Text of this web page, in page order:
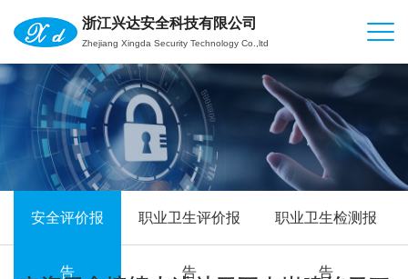
浙江兴达安全科技有限公司
Zhejiang Xingda Security Technology Co.,ltd
安全评价报
告
职业卫生评价报
告
职业卫生检测报
告